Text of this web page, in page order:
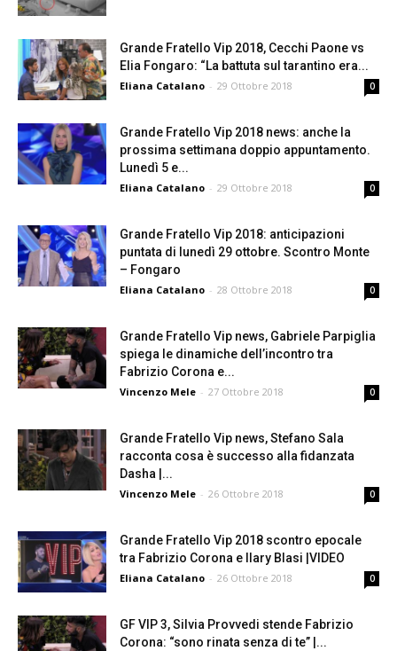
Grande Fratello Vip 2018, Cecchi Paone vs
Elia Fongaro: “La battuta sul tarantino era...
Eliana Catalano - 29 Ottobre 2018 0
Grande Fratello Vip 2018 news: anche la
prossima settimana doppio appuntamento.
Lunedì 5 e...
Eliana Catalano - 29 Ottobre 2018 0
Grande Fratello Vip 2018: anticipazioni
puntata di lunedì 29 ottobre. Scontro Monte
– Fongaro
Eliana Catalano - 28 Ottobre 2018 0
Grande Fratello Vip news, Gabriele Parpiglia
spiega le dinamiche dell’incontro tra
Fabrizio Corona e...
Vincenzo Mele - 27 Ottobre 2018 0
Grande Fratello Vip news, Stefano Sala
racconta cosa è successo alla fidanzata
Dasha |...
Vincenzo Mele - 26 Ottobre 2018 0
Grande Fratello Vip 2018 scontro epocale
tra Fabrizio Corona e Ilary Blasi |VIDEO
Eliana Catalano - 26 Ottobre 2018 0
GF VIP 3, Silvia Provvedi stende Fabrizio
Corona: “sono rinata senza di te” |...